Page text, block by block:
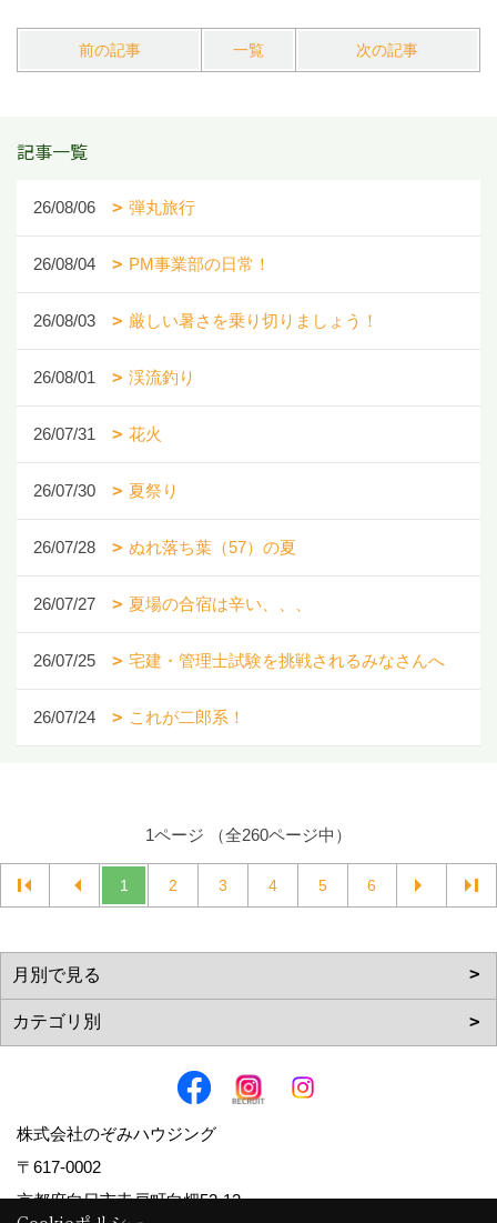
前の記事 一覧 次の記事
記事一覧
26/08/06 弾丸旅行
26/08/04 PM事業部の日常！
26/08/03 厳しい暑さを乗り切りましょう！
26/08/01 渓流釣り
26/07/31 花火
26/07/30 夏祭り
26/07/28 ぬれ落ち葉（57）の夏
26/07/27 夏場の合宿は辛い、、、
26/07/25 宅建・管理士試験を挑戦されるみなさんへ
26/07/24 これが二郎系！
1ページ （全260ページ中）
1 2 3 4 5 6
株式会社のぞみハウジング
〒617-0002
京都府向日市寺戸町向畑52-12